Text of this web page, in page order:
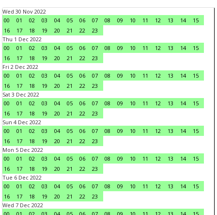
Wed 30 Nov 2022
00
01 02 03 04 05 06 07 08 09 10 11 12 13 14
15
16
17 18 19 20 21 22
23
Thu 1 Dec 2022
00
01 02 03 04 05 06 07 08 09 10 11 12 13 14
15
16
17 18 19 20 21 22
23
Fri 2 Dec 2022
00
01 02 03 04 05 06 07 08 09 10 11 12 13 14
15
16
17 18 19 20 21 22
23
Sat 3 Dec 2022
00
01 02 03 04 05 06 07 08 09 10 11 12 13 14
15
16
17 18 19 20 21 22
23
Sun 4 Dec 2022
00
01 02 03 04 05 06 07 08 09 10 11 12 13 14
15
16
17 18 19 20 21 22
23
Mon 5 Dec 2022
00
01 02 03 04 05 06 07 08 09 10 11 12 13 14
15
16
17 18 19 20 21 22
23
Tue 6 Dec 2022
00
01 02 03 04 05 06 07 08 09 10 11 12 13 14
15
16
17 18 19 20 21 22
23
Wed 7 Dec 2022